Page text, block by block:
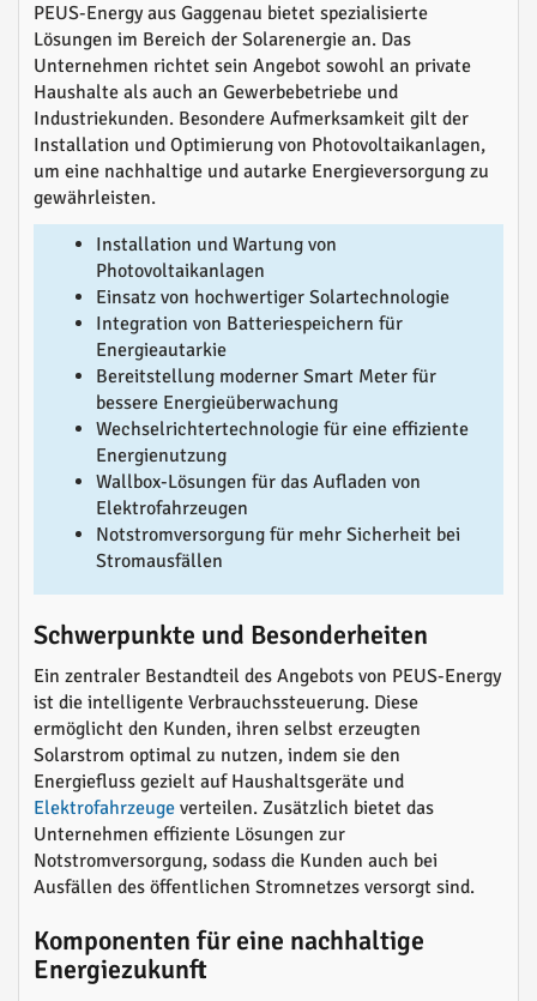
PEUS-Energy aus Gaggenau bietet spezialisierte
Lösungen im Bereich der Solarenergie an. Das
Unternehmen richtet sein Angebot sowohl an private
Haushalte als auch an Gewerbebetriebe und
Industriekunden. Besondere Aufmerksamkeit gilt der
Installation und Optimierung von Photovoltaikanlagen,
um eine nachhaltige und autarke Energieversorgung zu
gewährleisten.
Installation und Wartung von
Photovoltaikanlagen
Einsatz von hochwertiger Solartechnologie
Integration von Batteriespeichern für
Energieautarkie
Bereitstellung moderner Smart Meter für
bessere Energieüberwachung
Wechselrichtertechnologie für eine effiziente
Energienutzung
Wallbox-Lösungen für das Aufladen von
Elektrofahrzeugen
Notstromversorgung für mehr Sicherheit bei
Stromausfällen
Schwerpunkte und Besonderheiten
Ein zentraler Bestandteil des Angebots von PEUS-Energy
ist die intelligente Verbrauchssteuerung. Diese
ermöglicht den Kunden, ihren selbst erzeugten
Solarstrom optimal zu nutzen, indem sie den
Energiefluss gezielt auf Haushaltsgeräte und
Elektrofahrzeuge verteilen. Zusätzlich bietet das
Unternehmen effiziente Lösungen zur
Notstromversorgung, sodass die Kunden auch bei
Ausfällen des öffentlichen Stromnetzes versorgt sind.
Komponenten für eine nachhaltige
Energiezukunft